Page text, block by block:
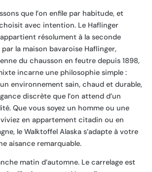
que l’on enfile par habitude, et
choisit avec intention. Le Haflinger
résolument à la seconde
la maison bavaroise Haflinger,
du chausson en feutre depuis 1898,
incarne une philosophie simple :
environnement sain, chaud et durable,
discrète que l’on attend d’un
Que vous soyez un homme ou une
en appartement citadin ou en
le Walktoffel Alaska s’adapte à votre
aisance remarquable.
matin d’automne. Le carrelage est